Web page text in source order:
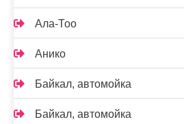
Ала-Тоо
Анико
Байкал, автомойка
Байкал, автомойка